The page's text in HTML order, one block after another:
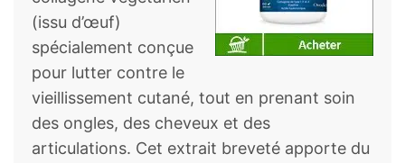
(issu d’œuf)
spécialement conçue
pour lutter contre le
vieillissement cutané, tout en prenant soin
des ongles, des cheveux et des
articulations. Cet extrait breveté apporte du